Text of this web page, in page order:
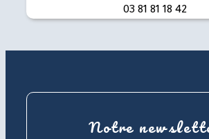
03 81 81 18 42
Notre